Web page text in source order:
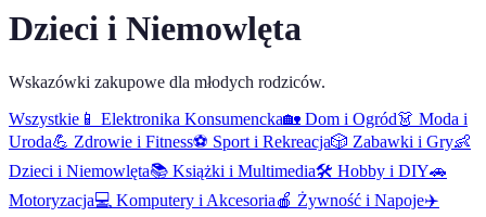
Dzieci i Niemowlęta
Wskazówki zakupowe dla młodych rodziców.
Wszystkie 📱 Elektronika Konsumencka🏡 Dom i Ogród👗 Moda i
Uroda💪 Zdrowie i Fitness⚽ Sport i Rekreacja🎲 Zabawki i Gry👶
Dzieci i Niemowlęta📚 Książki i Multimedia🛠️ Hobby i DIY🚗
Motoryzacja💻 Komputery i Akcesoria🍎 Żywność i Napoje✈️